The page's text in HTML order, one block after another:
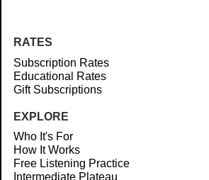
RATES
Subscription Rates
Educational Rates
Gift Subscriptions
EXPLORE
Who It's For
How It Works
Free Listening Practice
Intermediate Plateau